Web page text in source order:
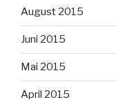
August 2015
Juni 2015
Mai 2015
April 2015